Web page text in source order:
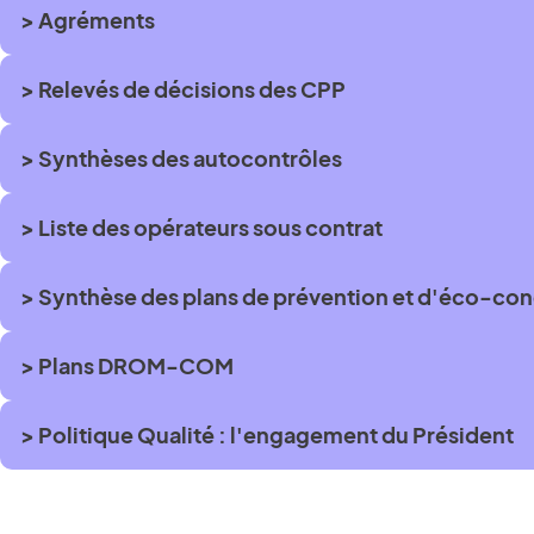
> Agréments
> Relevés de décisions des CPP
> Synthèses des autocontrôles
> Liste des opérateurs sous contrat
> Synthèse des plans de prévention et d'éco-
> Plans DROM-COM
> Politique Qualité : l'engagement du Président